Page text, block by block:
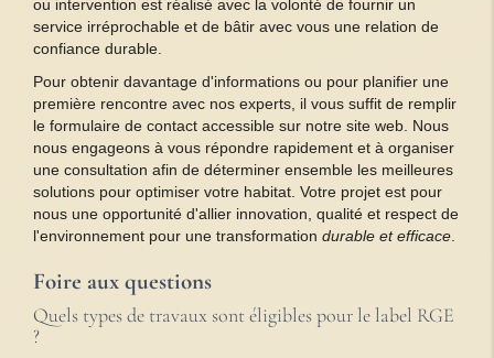
ou intervention est réalisé avec la volonté de fournir un
service irréprochable et de bâtir avec vous une relation de
confiance durable.
Pour obtenir davantage d'informations ou pour planifier une
première rencontre avec nos experts, il vous suffit de remplir
le formulaire de contact accessible sur notre site web. Nous
nous engageons à vous répondre rapidement et à organiser
une consultation afin de déterminer ensemble les meilleures
solutions pour optimiser votre habitat. Votre projet est pour
nous une opportunité d'allier innovation, qualité et respect de
l'environnement pour une transformation durable et efficace
Foire aux questions
Quels types de travaux sont éligibles pour le label RGE
?